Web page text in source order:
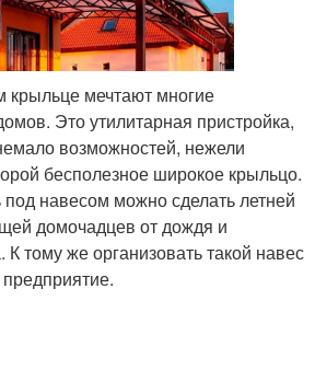
мечтают многие
Это утилитарная пристройка,
возможностей, нежели
бесполезное широкое крыльцо.
навесом можно сделать летней
домочадцев от дождя и
К тому же организовать такой навес